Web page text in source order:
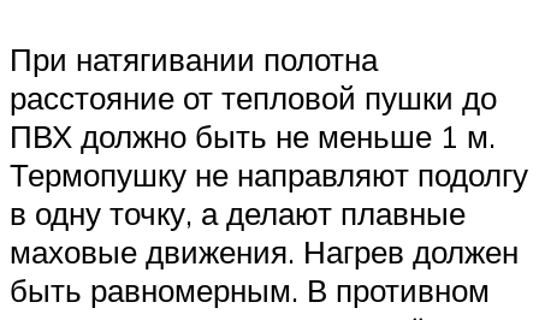
При натягивании полотна
расстояние от тепловой пушки до
ПВХ должно быть не меньше 1 м.
Термопушку не направляют подолгу
в одну точку, а делают плавные
маховые движения. Нагрев должен
быть равномерным. В противном